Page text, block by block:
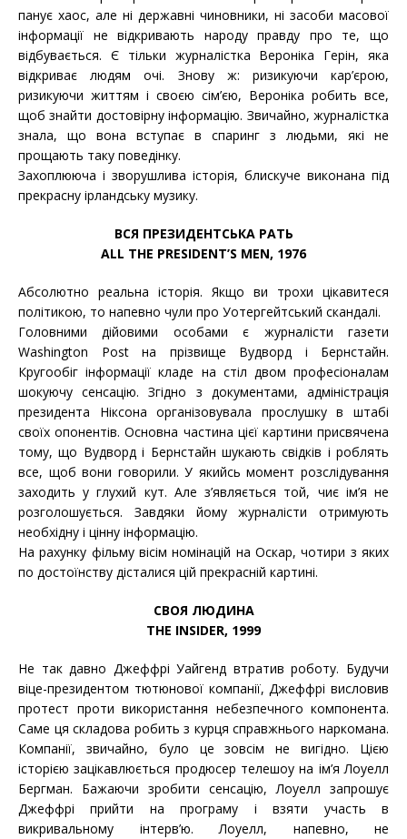
панує хаос, але ні державні чиновники, ні засоби масової
інформації не відкривають народу правду про те, що
відбувається. Є тільки журналістка Вероніка Герін, яка
відкриває людям очі. Знову ж: ризикуючи кар’єрою,
ризикуючи життям і своєю сім’єю, Вероніка робить все,
щоб знайти достовірну інформацію. Звичайно, журналістка
знала, що вона вступає в спаринг з людьми, які не
прощають таку поведінку.
Захоплююча і зворушлива історія, блискуче виконана під
прекрасну ірландську музику.
ВСЯ ПРЕЗИДЕНТСЬКА РАТЬ
ALL THE PRESIDENT’S MEN, 1976
Абсолютно реальна історія. Якщо ви трохи цікавитеся
політикою, то напевно чули про Уотергейтський скандалі.
Головними дійовими особами є журналісти газети
Washington Post на прізвище Вудворд і Бернстайн.
Кругообіг інформації кладе на стіл двом професіоналам
шокуючу сенсацію. Згідно з документами, адміністрація
президента Ніксона організовувала прослушку в штабі
своїх опонентів. Основна частина цієї картини присвячена
тому, що Вудворд і Бернстайн шукають свідків і роблять
все, щоб вони говорили. У якийсь момент розслідування
заходить у глухий кут. Але з’являється той, чиє ім’я не
розголошується. Завдяки йому журналісти отримують
необхідну і цінну інформацію.
На рахунку фільму вісім номінацій на Оскар, чотири з яких
по достоїнству дісталися цій прекрасній картині.
СВОЯ ЛЮДИНА
THE INSIDER, 1999
Не так давно Джеффрі Уайгенд втратив роботу. Будучи
віце-президентом тютюнової компанії, Джеффрі висловив
протест проти використання небезпечного компонента.
Саме ця складова робить з курця справжнього наркомана.
Компанії, звичайно, було це зовсім не вигідно. Цією
історією зацікавлюється продюсер телешоу на ім’я Лоуелл
Бергман. Бажаючи зробити сенсацію, Лоуелл запрошує
Джеффрі прийти на програму і взяти участь в
викривальному інтерв’ю. Лоуелл, напевно, не